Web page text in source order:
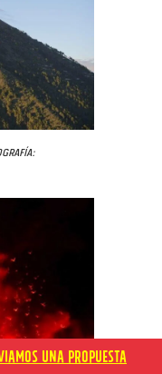
UNA PROPUESTA